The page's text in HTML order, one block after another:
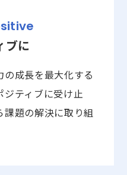
ブに
成長を最大化する
ジティブに受け止
課題の解決に取り組